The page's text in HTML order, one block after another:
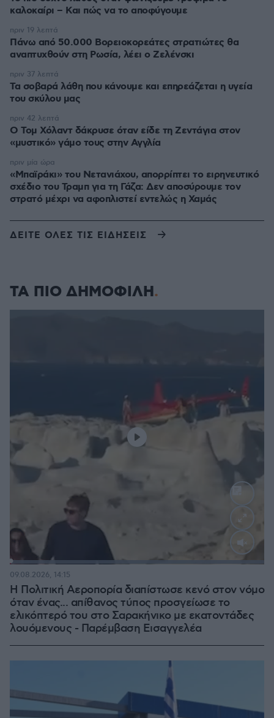
καλοκαίρι – Και πώς να το αποφύγουμε
Πάνω από 50.000 Βορειοκορεάτες στρατιώτες θα
αναπτυχθούν στη Ρωσία, λέει ο Ζελένσκι
πριν 19 λεπτά
Τα σοβαρά λάθη που κάνουμε και επηρεάζεται η υγεία
του σκύλου μας
πριν 37 λεπτά
Ο Τομ Χόλαντ δάκρυσε όταν είδε τη Ζεντάγια στον
«μυστικό» γάμο τους στην Αγγλία
πριν 42 λεπτά
«Μπαϊράκι» του Νετανιάχου, απορρίπτει το ειρηνευτικό
σχέδιο του Τραμπ για τη Γάζα: Δεν αποσύρουμε τον
στρατό μέχρι να αφοπλιστεί εντελώς η Χαμάς
πριν μία ώρα
ΔΕΙΤΕ ΟΛΕΣ ΤΙΣ ΕΙΔΗΣΕΙΣ
ΤΑ ΠΙΟ ΔΗΜΟΦΙΛΗ
:
Η Πολιτική Αεροπορία διαπίστωσε κενό στον νόμο
όταν ένας... απίθανος τύπος προσγείωσε το
ελικόπτερό του στο Σαρακήνικο με εκατοντάδες
λουόμενους - Παρέμβαση Εισαγγελέα
09.08.2026, 14:15